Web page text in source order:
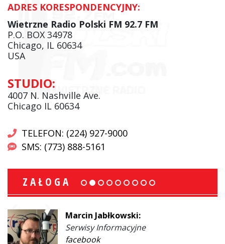
ADRES KORESPONDENCYJNY:
Wietrzne Radio Polski FM 92.7 FM
P.O. BOX 34978
Chicago, IL 60634
USA
STUDIO:
4007 N. Nashville Ave.
Chicago IL 60634
TELEFON: (224) 927-9000
SMS: (773) 888-5161
ZAŁOGA
Marcin Jabłkowski:
Serwisy Informacyjne
facebook